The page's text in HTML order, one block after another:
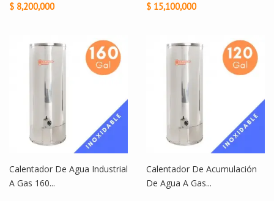
$ 8,200,000 $ 15,100,000
Calentador De Agua Industrial
A Gas 160...
Calentador De Acumulación
De Agua A Gas...